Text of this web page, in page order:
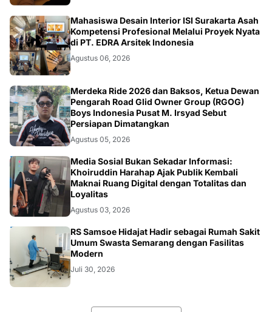
NASIONAL
Mahasiswa Desain Interior ISI Surakarta Asah
Kompetensi Profesional Melalui Proyek Nyata
di PT. EDRA Arsitek Indonesia
Agustus 06, 2026
NASIONAL
Merdeka Ride 2026 dan Baksos, Ketua Dewan
Pengarah Road Glid Owner Group (RGOG)
Boys Indonesia Pusat M. Irsyad Sebut
Persiapan Dimatangkan
Agustus 05, 2026
OPINI
Media Sosial Bukan Sekadar Informasi:
Khoiruddin Harahap Ajak Publik Kembali
Maknai Ruang Digital dengan Totalitas dan
Loyalitas
Agustus 03, 2026
KESEHATAN
RS Samsoe Hidajat Hadir sebagai Rumah Sakit
Umum Swasta Semarang dengan Fasilitas
Modern
Juli 30, 2026